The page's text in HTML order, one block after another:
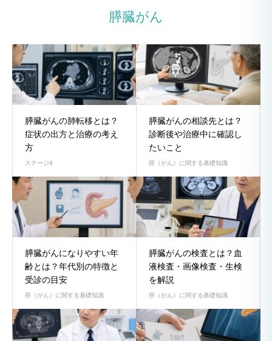
膵臓がん
膵臓がんの肺転移とは？
症状の出方と治療の考え
方
ステージ4
膵臓がんの相談先とは？
診断後や治療中に確認し
たいこと
癌（がん）に関する基礎知識
膵臓がんになりやすい年
齢とは？年代別の特徴と
受診の目安
癌（がん）に関する基礎知識
膵臓がんの検査とは？血
液検査・画像検査・生検
を解説
癌（がん）に関する基礎知識